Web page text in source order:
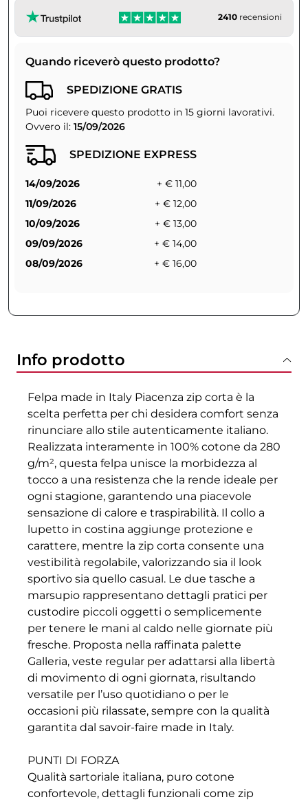
2410 recensioni
Quando riceverò questo prodotto?
SPEDIZIONE GRATIS
Puoi ricevere questo prodotto in 15 giorni lavorativi.
Ovvero il: 15/09/2026
SPEDIZIONE EXPRESS
14/09/2026
+ € 11,00
11/09/2026
+ € 12,00
10/09/2026
+ € 13,00
09/09/2026
+ € 14,00
08/09/2026
+ € 16,00
Info prodotto
Felpa made in Italy Piacenza zip corta è la
scelta perfetta per chi desidera comfort senza
rinunciare allo stile autenticamente italiano.
Realizzata interamente in 100% cotone da 280
g/m², questa felpa unisce la morbidezza al
tocco a una resistenza che la rende ideale per
ogni stagione, garantendo una piacevole
sensazione di calore e traspirabilità. Il collo a
lupetto in costina aggiunge protezione e
carattere, mentre la zip corta consente una
vestibilità regolabile, valorizzando sia il look
sportivo sia quello casual. Le due tasche a
marsupio rappresentano dettagli pratici per
custodire piccoli oggetti o semplicemente
per tenere le mani al caldo nelle giornate più
fresche. Proposta nella raffinata palette
Galleria, veste regular per adattarsi alla libertà
di movimento di ogni giornata, risultando
versatile per l’uso quotidiano o per le
occasioni più rilassate, sempre con la qualità
garantita dal savoir-faire made in Italy.
PUNTI DI FORZA
Qualità sartoriale italiana, puro cotone
confortevole, dettagli funzionali come zip